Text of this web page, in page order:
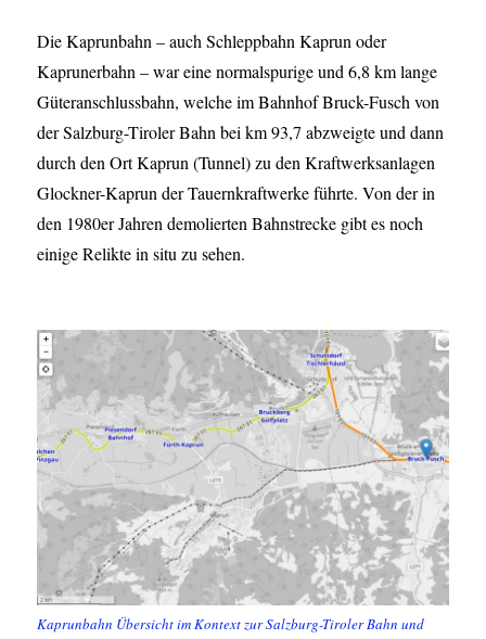
Die Kaprunbahn – auch Schleppbahn Kaprun oder
Kaprunerbahn – war eine normalspurige und 6,8 km lange
Güteranschlussbahn, welche im Bahnhof Bruck-Fusch von
der Salzburg-Tiroler Bahn bei km 93,7 abzweigte und dann
durch den Ort Kaprun (Tunnel) zu den Kraftwerksanlagen
Glockner-Kaprun der Tauernkraftwerke führte. Von der in
den 1980er Jahren demolierten Bahnstrecke gibt es noch
einige Relikte in situ zu sehen.
Kaprunbahn Übersicht im Kontext zur Salzburg-Tiroler Bahn und